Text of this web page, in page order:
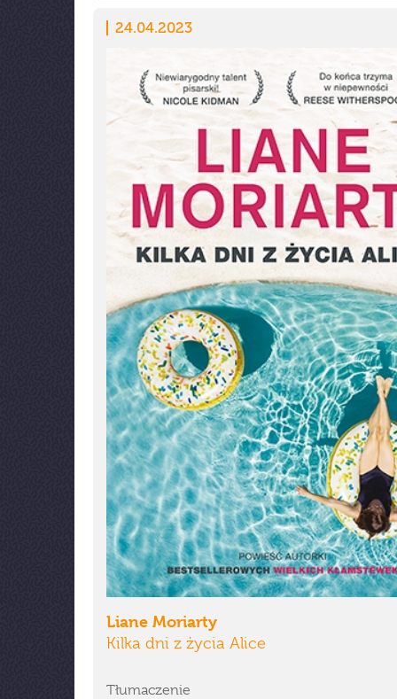
24.04.2023
Liane Moriarty
Kilka dni z życia Alice
Tłumaczenie